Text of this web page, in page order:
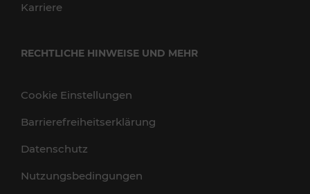
Karriere
RECHTLICHE HINWEISE UND MEHR
Cookie Einstellungen
Barrierefreiheitserklärung
Datenschutz
Nutzungsbedingungen